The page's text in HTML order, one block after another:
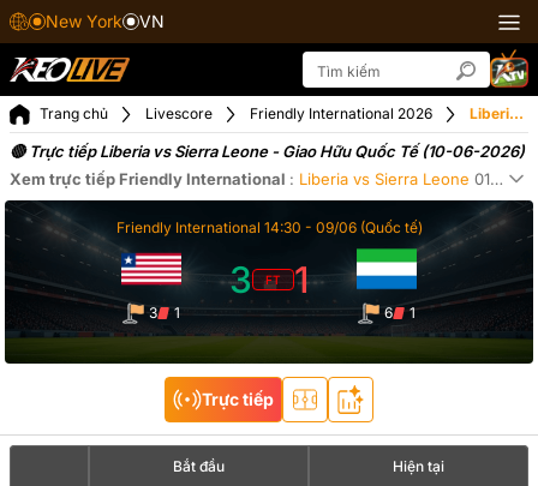
New York VN
Trang chủ Livescore Friendly International 2026 Liberia vs Sierra Leone ngày 10-06-2026
🔴 Trực tiếp Liberia vs Sierra Leone - Giao Hữu Quốc Tế (10-06-2026)
Xem trực tiếp Friendly International : Liberia vs Sierra Leone 01:30
Friendly International 14:30 - 09/06(Quốc tế)
3 1
3 FT 1
6 1
Trực tiếp
Bắt đầu Hiện tại